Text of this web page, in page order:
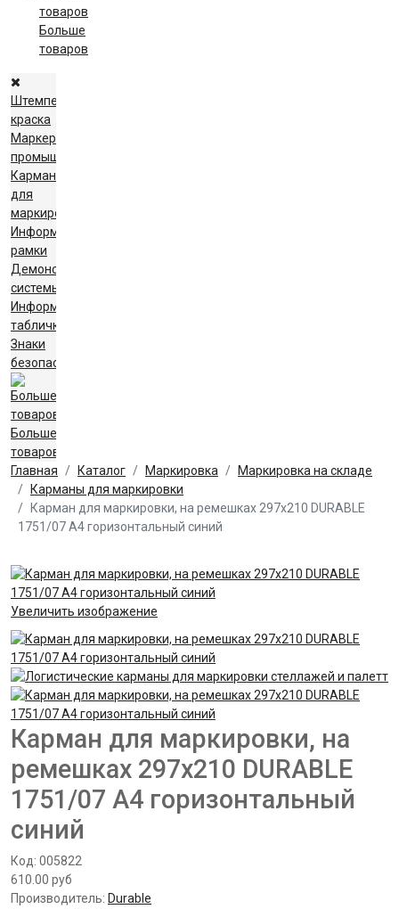
Больше
товаров
Штемпельная
краска
Маркеры
промышленные
Карманы
для
маркировки
Информационные
рамки
Демонстрационные
системы
Информационные
таблички
Знаки
безопасности
Больше
товаров
Главная Каталог Маркировка
Маркировка на складе
Карманы для маркировки
Карман для маркировки, на ремешках 297х210 DURABLE
1751/07 А4 горизонтальный синий
Увеличить изображение
Карман для маркировки, на
ремешках 297х210 DURABLE
1751/07 А4 горизонтальный
синий
Код: 005822
610.00 руб
Производитель: Durable